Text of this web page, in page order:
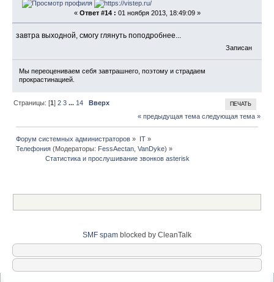
« Ответ #14 : 01 ноября 2013, 18:49:09 »
завтра выходной, смогу глянуть поподробнее...
Записан
Мы переоцениваем себя завтрашнего, поэтому и страдаем
прокрастинацией.
ПЕЧАТЬ
Страницы: [1]2 3 ...14
Вверх
« предыдущая тема следующая тема »
Форум системных администраторов » IT»
Телефония (Модераторы: FessAectan,VanDyke) »
                Статистика и прослушивание звонков asterisk
SMF spam blocked by CleanTalk